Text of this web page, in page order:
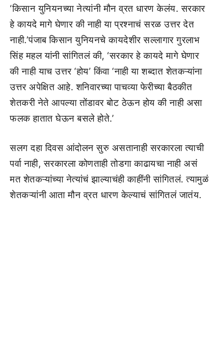
‘किसान युनियनच्या नेत्यांनी मौन व्रत धारण केलंय. सरकार
हे कायदे मागे घेणार की नाही या प्रश्नाचं सरळ उत्तर देत
नाही.’पंजाब किसान युनियनचे कायदेशीर सल्लागार गुरलाभ
सिंह महल यांनी सांगितलं की, ‘सरकार हे कायदे मागे घेणार
की नाही याच उत्तर ‘होय’ किंवा ‘नाही या शब्दात शेतकऱ्यांना
उत्तर अपेक्षित आहे. शनिवारच्या पाचव्या फेरीच्या बैठकीत
शेतकरी नेते आपल्या तोंडावर बोट ठेऊन होय की नाही असा
फलक हातात घेऊन बसले होते.’
सलग दहा दिवस आंदोलन सुरु असतानाही सरकारला त्याची
पर्वा नाही, सरकारला कोणताही तोडगा काढायचा नाही असं
मत शेतकऱ्यांच्या नेत्यांचं झाल्याचंही काहींनी सांगितलं. त्यामुळं
शेतकऱ्यांनी आता मौन व्रत धारण केल्याचं सांगितलं जातंय.